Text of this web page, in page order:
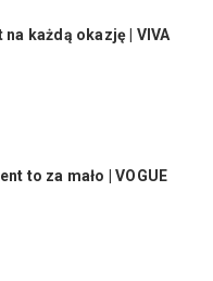
na każdą okazję | VIVA
to za mało | VOGUE